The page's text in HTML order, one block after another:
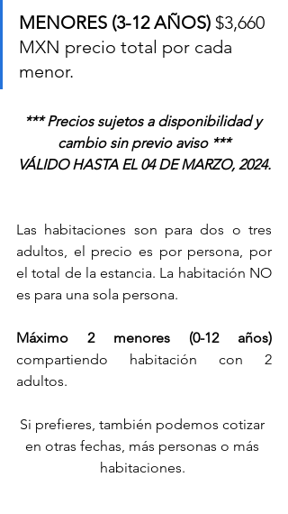
MENORES (3-12 AÑOS) $3,660
MXN precio total por cada
menor.
*** Precios sujetos a disponibilidad y
cambio sin previo aviso ***
VÁLIDO HASTA EL 04 DE MARZO, 2024.
Las habitaciones son para dos o tres
adultos, el precio es por persona, por
el total de la estancia. La habitación NO
es para una sola persona.
compartiendo habitación con 2
adultos.
Si prefieres, también podemos cotizar
en otras fechas, más personas o más
habitaciones.